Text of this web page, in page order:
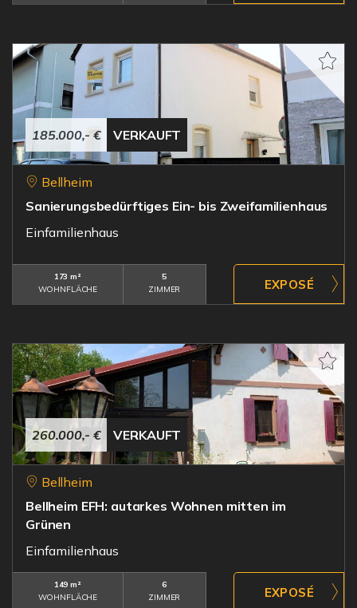
185.000,- € VERKAUFT
Bellheim
Sanierungsbedürftiges Ein- bis Zweifamilienhaus
Einfamilienhaus
173 m²
WOHNFLÄCHE
5
ZIMMER
260.000,- € VERKAUFT
Bellheim
Bellheim EFH: autarkes Wohnen mitten im
Grünen
Einfamilienhaus
149 m²
WOHNFLÄCHE
6
ZIMMER